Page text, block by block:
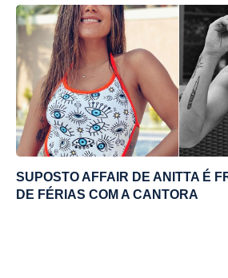
SUPOSTO AFFAIR DE ANITTA É
DE FÉRIAS COM A CANTORA